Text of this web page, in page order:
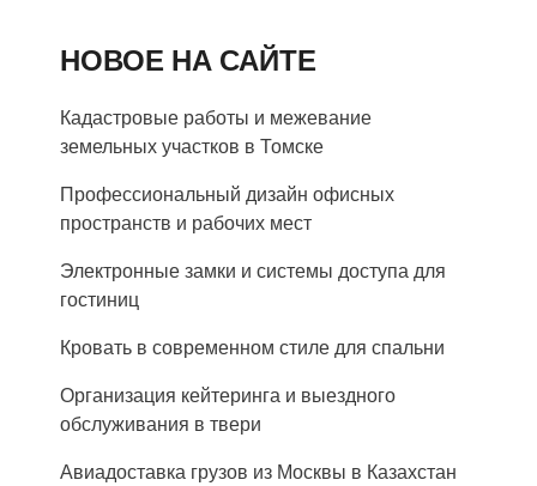
НОВОЕ НА САЙТЕ
Кадастровые работы и межевание
земельных участков в Томске
Профессиональный дизайн офисных
пространств и рабочих мест
Электронные замки и системы доступа для
гостиниц
Кровать в современном стиле для спальни
Организация кейтеринга и выездного
обслуживания в твери
Авиадоставка грузов из Москвы в Казахстан